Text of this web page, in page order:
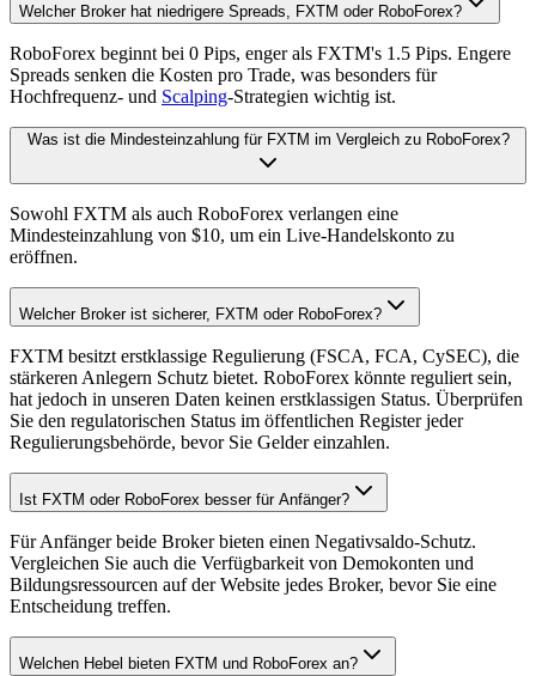
Welcher Broker hat niedrigere Spreads, FXTM oder RoboForex?
RoboForex beginnt bei 0 Pips, enger als FXTM's 1.5 Pips. Engere
Spreads senken die Kosten pro Trade, was besonders für
Hochfrequenz- und Scalping-Strategien wichtig ist.
Was ist die Mindesteinzahlung für FXTM im Vergleich zu RoboForex?
Sowohl FXTM als auch RoboForex verlangen eine
Mindesteinzahlung von $10, um ein Live-Handelskonto zu
eröffnen.
Welcher Broker ist sicherer, FXTM oder RoboForex?
FXTM besitzt erstklassige Regulierung (FSCA, FCA, CySEC), die
stärkeren Anlegern Schutz bietet. RoboForex könnte reguliert sein,
hat jedoch in unseren Daten keinen erstklassigen Status. Überprüfen
Sie den regulatorischen Status im öffentlichen Register jeder
Regulierungsbehörde, bevor Sie Gelder einzahlen.
Ist FXTM oder RoboForex besser für Anfänger?
Für Anfänger beide Broker bieten einen Negativsaldo-Schutz.
Vergleichen Sie auch die Verfügbarkeit von Demokonten und
Bildungsressourcen auf der Website jedes Broker, bevor Sie eine
Entscheidung treffen.
Welchen Hebel bieten FXTM und RoboForex an?